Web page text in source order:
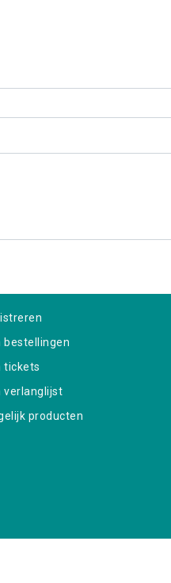
bestellingen
tickets
verlanglijst
producten